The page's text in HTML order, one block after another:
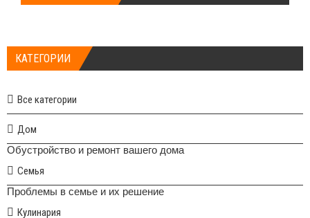
КАТЕГОРИИ
Все категории
Дом
Обустройство и ремонт вашего дома
Семья
Проблемы в семье и их решение
Кулинария